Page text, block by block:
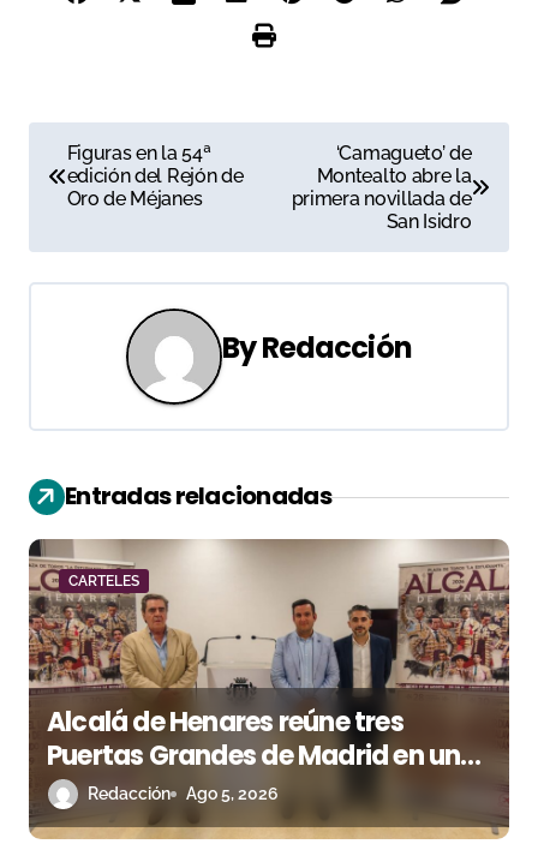
a
v
e
c
i
ó
n
d
e
e
n
Figuras en la 54ª
edición del Rejón de
Oro de Méjanes
‘Camagueto’ de
Montealto abre la
primera novillada de
San Isidro
ByRedacción
Entradas relacionadas
CARTELES
Alcalá de Henares reúne tres
Puertas Grandes de Madrid en una
feria de alto nivel
Redacción Ago 5, 2026